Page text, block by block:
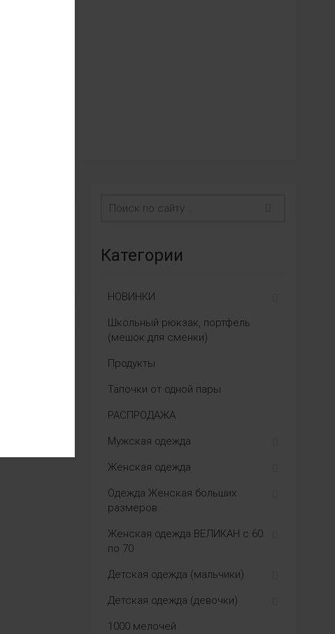
Категории
НОВИНКИ
Школьный рюкзак, портфель
(мешок для сменки)
Продукты
Тапочки от одной пары
РАСПРОДАЖА
Мужская одежда
Женская одежда
Одежда Женская больших
размеров
Женская одежда ВЕЛИКАН с 60
по 70
Детская одежда (мальчики)
Детская одежда (девочки)
1000 мелочей